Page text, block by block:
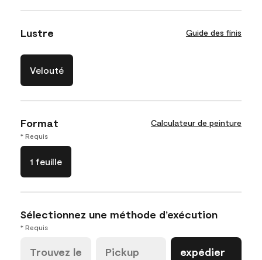
Lustre Guide des finis
Velouté
Format Calculateur de peinture
* Requis
1 feuille
Sélectionnez une méthode d’exécution
* Requis
Trouvez le
Pickup expédier